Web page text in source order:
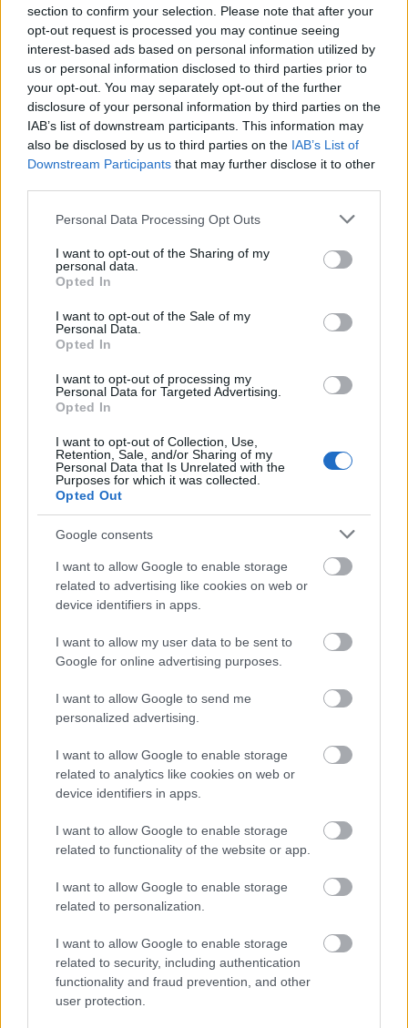
section to confirm your selection. Please note that after your
opt-out request is processed you may continue seeing
interest-based ads based on personal information utilized by
us or personal information disclosed to third parties prior to
your opt-out. You may separately opt-out of the further
disclosure of your personal information by third parties on the
IAB’s list of downstream participants. This information may
also be disclosed by us to third parties on the IAB’s List of
Downstream Participants that may further disclose it to other
Please note that this website/app uses one or more Google
not limited to your visit or usage behaviour. You may click to
grant or deny consent to Google and its third-party tags to
use your data for below specified purposes in below Google
consent section.
Personal Data Processing Opt Outs
I want to opt-out of the Sharing of my
personal data.
Opted In
I want to opt-out of the Sale of my
Personal Data.
Opted In
I want to opt-out of processing my
Personal Data for Targeted Advertising.
Opted In
I want to opt-out of Collection, Use,
Retention, Sale, and/or Sharing of my
Personal Data that Is Unrelated with the
Purposes for which it was collected.
Opted Out
Google consents
I want to allow Google to enable storage
related to advertising like cookies on web or
device identifiers in apps.
I want to allow my user data to be sent to
Google for online advertising purposes.
I want to allow Google to send me
personalized advertising.
I want to allow Google to enable storage
related to analytics like cookies on web or
device identifiers in apps.
I want to allow Google to enable storage
related to functionality of the website or app.
I want to allow Google to enable storage
related to personalization.
I want to allow Google to enable storage
related to security, including authentication
functionality and fraud prevention, and other
user protection.
Lindsay Lohan címlapon
The Strange•2010. július 16.
A napokban börtönbe vonuló Lindsay Lohan látható
a német GQ magazin augusztusi számának
címlapján. A GQ oldalain látható képsor, illetve a
lány benyomását…
MTV Movie Awards 2010 - a
The Strange•2010. június 07.
Egy újabb vörös szőnyeges esemény - az MTV Movie
Awards -, amelyen rosszabbnál rosszabb
összeállításokat vehetünk szemügyre, sajnos az
igazán szép, tetszetős megoldások ezúttal végképp
hiányoztak az estéről. 1. Katy Perry ismét egyedi
külsővel jelent meg, ezúttal azonban…
Lindsay Lohan teljesen szétcsúszva
Lindsay Lohan a Muse magazin címlapján szerepel,
lettek jók, Lindsay pedig szörnyen néz ki. Mik ezek a
képek? Gruppen-szex? Vagy csak pár szétesett
drogos? Azon tűnödtem, vajon ha sminkelés és retus
után így néz ki, milyen lehetett az…
Paris Fashion Week - Emanuel
Ungaro
Sajnos nem vicc volt, hogy Lindsay Lohan lesz az
Emanuel Ungaro új tervezője. A tavaszi/nyári
kollekció elkészítésében már ki is vette a részét,
Estrella Archs-sal karöltve készítették el azt.Elég
eklektikus lett a kollekció. Van itt minden a
leggingstől a funkciótlan…
A nap képe Lindsay Lohan-nel